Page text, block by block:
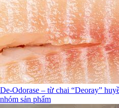
De-Odorase – từ chai “Deoray”
nhóm sản phẩm